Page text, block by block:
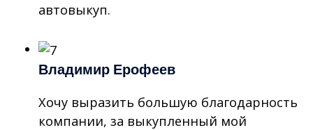
автовыкуп.
Владимир Ерофеев
Хочу выразить большую благодарность
компании, за выкупленный мой